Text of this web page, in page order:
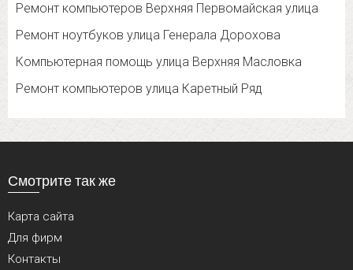
Ремонт компьютеров Верхняя Первомайская улица
Ремонт ноутбуков улица Генерала Дорохова
Компьютерная помощь улица Верхняя Масловка
Ремонт компьютеров улица Каретный Ряд
Смотрите так же
Карта сайта
Для фирм
Контакты